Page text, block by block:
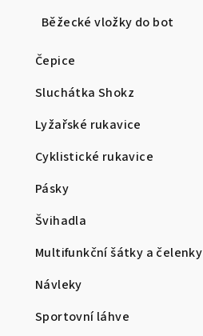
Běžecké vložky do bot
Čepice
Sluchátka Shokz
Lyžařské rukavice
Cyklistické rukavice
Pásky
Švihadla
Multifunkční šátky a čelenky
Návleky
Sportovní láhve